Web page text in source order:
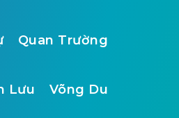
Quan Trường
Lưu Võng Du